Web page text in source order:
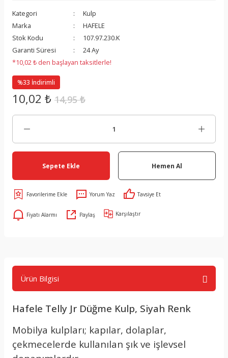
Kategori
Kulp
Marka
HAFELE
Stok Kodu
107.97.230.K
Garanti Süresi
24 Ay
*10,02 ₺ den başlayan taksitlerle!
%33 İndirimli
10,02 ₺ 14,95 ₺
Sepete Ekle Hemen Al
Yorum Yaz Tavsiye Et
Fiyatı Alarmı Paylaş Karşılaştır
Ürün Bilgisi
Hafele Telly Jr Düğme Kulp, Siyah Renk
Mobilya kulpları; kapılar, dolaplar,
çekmecelerde kullanılan şık ve işlevsel